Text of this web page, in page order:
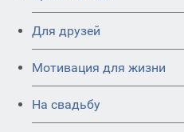
Для друзей
Мотивация для жизни
На свадьбу